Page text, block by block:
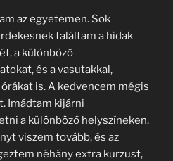
az egyetemen. Sok
találtam a hidak
a különböző
és a vasutakkal,
is. A kedvencem mégis
Imádtam kijárni
a különböző helyszíneken.
viszem tovább, és az
néhány extra kurzust,